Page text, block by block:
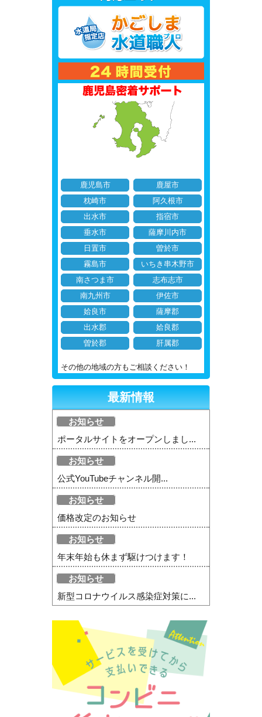
鹿児島市
鹿屋市
枕崎市
阿久根市
出水市
指宿市
垂水市
薩摩川内市
日置市
曽於市
霧島市
いちき串木野市
南さつま市
志布志市
南九州市
伊佐市
姶良市
薩摩郡
出水郡
姶良郡
曽於郡
肝属郡
その他の地域の方もご相談ください！
最新情報
お知らせ
ポータルサイトをオープンしまし...
お知らせ
公式YouTubeチャンネル開...
お知らせ
価格改定のお知らせ
お知らせ
年末年始も休まず駆けつけます！
お知らせ
新型コロナウイルス感染症対策に...